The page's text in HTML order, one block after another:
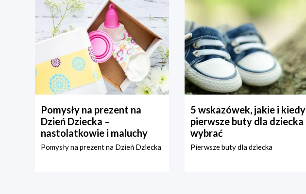
Pomysły na prezent na
Dzień Dziecka –
nastolatkowie i maluchy
Pomysły na prezent na Dzień Dziecka
5 wskazówek, jakie i kiedy
pierwsze buty dla dziecka
wybrać
Pierwsze buty dla dziecka